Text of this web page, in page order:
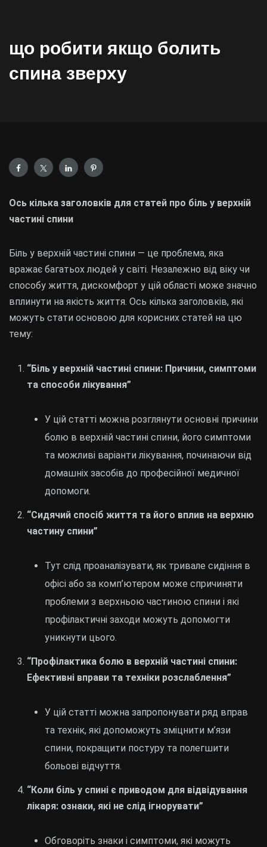
що робити якщо болить
спина зверху
Ось кілька заголовків для статей про біль у верхній
частині спини
Біль у верхній частині спини — це проблема, яка
вражає багатьох людей у світі. Незалежно від віку чи
способу життя, дискомфорт у цій області може значно
вплинути на якість життя. Ось кілька заголовків, які
можуть стати основою для корисних статей на цю
тему:
“Біль у верхній частині спини: Причини, симптоми
та способи лікування”
У цій статті можна розглянути основні причини
болю в верхній частині спини, його симптоми
та можливі варіанти лікування, починаючи від
домашніх засобів до професійної медичної
допомоги.
“Сидячий спосіб життя та його вплив на верхню
частину спини”
Тут слід проаналізувати, як тривале сидіння в
офісі або за комп’ютером може спричиняти
проблеми з верхньою частиною спини і які
профілактичні заходи можуть допомогти
уникнути цього.
“Профілактика болю в верхній частині спини:
Ефективні вправи та техніки розслаблення”
У цій статті можна запропонувати ряд вправ
та технік, які допоможуть зміцнити м’язи
спини, покращити постуру та полегшити
больові відчуття.
“Коли біль у спині є приводом для відвідування
лікаря: ознаки, які не слід ігнорувати”
Обговоріть знаки і симптоми, які можуть